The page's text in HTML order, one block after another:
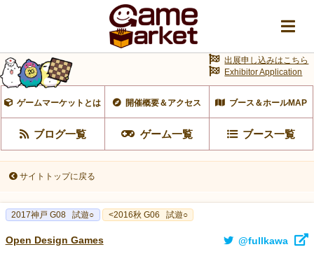
ゲームマーケットとは 開催概要＆アクセス ブース＆ホールMAP
ブログ一覧 ゲーム一覧 ブース一覧
出展申し込みはこちら
Exhibitor Application
サイトトップに戻る
2017神戸 G08 試遊○ <2016秋 G06 試遊○
Open Design Games @fullkawa